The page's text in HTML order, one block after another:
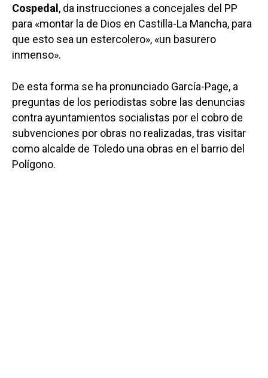
Cospedal , da instrucciones a concejales del PP
para «montar la de Dios en Castilla-La Mancha, para
que esto sea un estercolero», «un basurero
inmenso».
De esta forma se ha pronunciado García-Page, a
preguntas de los periodistas sobre las denuncias
contra ayuntamientos socialistas por el cobro de
subvenciones por obras no realizadas, tras visitar
como alcalde de Toledo una obras en el barrio del
Polígono.